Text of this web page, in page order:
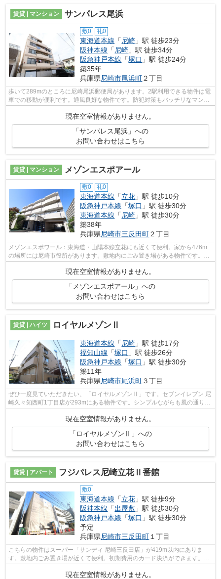
賃貸 | マンション サンパレス尾浜
敷0 礼0
東海道本線 「 尼崎 」駅 徒歩23分
阪神本線 「 尼崎 」駅 徒歩34分
阪急神戸本線 「塚口 」駅 徒歩24分
築35年
兵庫県尼崎市尾浜町２丁目
歩いて289mのところに尼崎尾浜郵便局があります。2駅利用できる物件は電
車での移動が便利です。通風良好な物件です。防犯対策もバッチリなマンシ
現在空室情報がありません。
「サンパレス尾浜」への
お問い合わせはこちら
賃貸 | マンション メゾンエスポアール
敷0 礼0
東海道本線 「立花 」駅 徒歩10分
阪急神戸本線 「塚口 」駅 徒歩30分
東海道本線 「尼崎 」駅 徒歩30分
築38年
兵庫県尼崎市三反田町２丁目
メゾンエスポワール：東海道・山陽本線立花にも近くて便利。家から476m
の場所には尼崎市役所があります。敷地内にごみ置き場がある物件です。幅
広い層に好評な、駅から徒歩10分に立地...
現在空室情報がありません。
「メゾンエスポアール」への
お問い合わせはこちら
賃貸 | ハイツ ロイヤルメゾンⅡ
東海道本線 「 尼崎 」駅 徒歩17分
福知山線 「塚口 」駅 徒歩26分
阪急神戸本線 「塚口 」駅 徒歩30分
築11年
兵庫県尼崎市尾浜町３丁目
ぜひ一度見ていただきたい、「ロイヤルメゾンⅡ」です。セブンイレブン 尼
崎久々知西町1丁目店が293mにある物件です。シンプルながらも風の通り道
現在空室情報がありません。
「ロイヤルメゾンⅡ」への
お問い合わせはこちら
賃貸 | アパート フジパレス尼崎立花Ⅱ番館
敷0
東海道本線 「立花 」駅 徒歩9分
阪神本線 「出屋敷 」駅 徒歩30分
阪急神戸本線 「塚口 」駅 徒歩30分
予定
兵庫県尼崎市三反田町 １丁目
こちらの物件はスーパー「サンディ 尼崎三反田店」が419m以内にありま
す。敷地内ごみ置き場が近くて便利。初期費用のカード決済ができます。2
駅利用可能な物件なので行動範囲も広がり...
現在空室情報がありません。